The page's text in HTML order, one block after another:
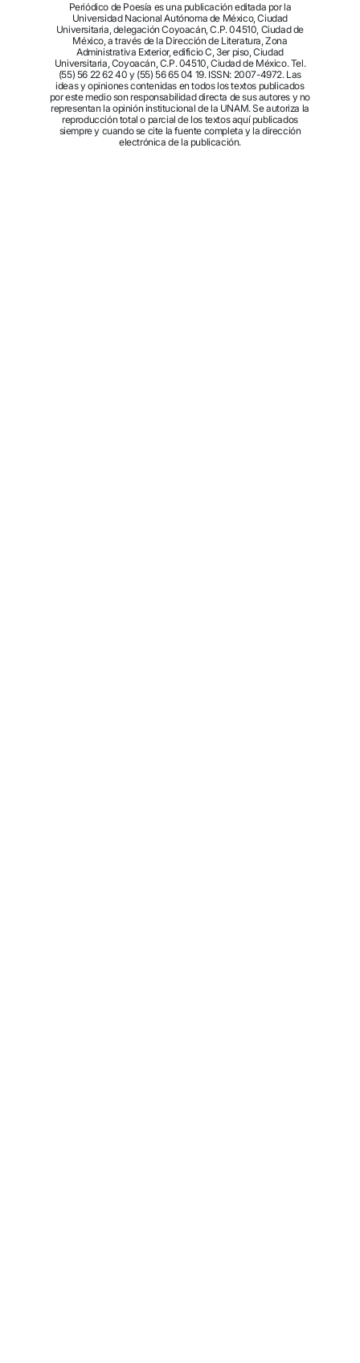
Periódico de Poesía es una publicación editada por la
Universidad Nacional Autónoma de México, Ciudad
Universitaria, delegación Coyoacán, C.P. 04510, Ciudad de
México, a través de la Dirección de Literatura, Zona
Administrativa Exterior, edificio C, 3er piso, Ciudad
Universitaria, Coyoacán, C.P. 04510, Ciudad de México. Tel.
(55) 56 22 62 40 y (55) 56 65 04 19. ISSN: 2007-4972. Las
ideas y opiniones contenidas en todos los textos publicados
por este medio son responsabilidad directa de sus autores y no
representan la opinión institucional de la UNAM. Se autoriza la
reproducción total o parcial de los textos aquí publicados
siempre y cuando se cite la fuente completa y la dirección
electrónica de la publicación.